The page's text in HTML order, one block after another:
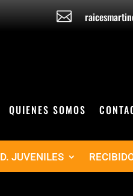

QUIENES SOMOS
D. JUVENILES